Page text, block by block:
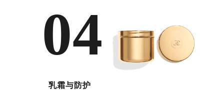
04
乳霜与防护